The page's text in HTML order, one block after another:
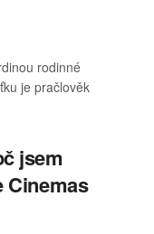
rodinné
je pračlověk
jsem
Cinemas